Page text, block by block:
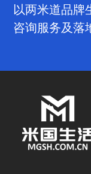
post:
以两米道品牌
咨询服务及落